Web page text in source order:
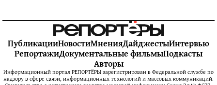
ПубликацииНовостиМненияДайджестыИнтервью
РепортажиДокументальные фильмыПодкасты
Авторы
Информационный портал РЕПОРТЁРЫ зарегистрирован в Федеральной службе по
надзору в сфере связи, информационных технологий и массовых коммуникаций.